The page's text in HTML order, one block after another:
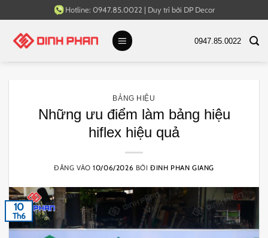
qua
Hotline: 0947.85.0022 | Duy trì bởi DP Decor
0947.85.0022
BẢNG HIỆU
Những ưu điểm làm bảng hiệu
hiflex hiệu quả
ĐĂNG VÀO10/06/2026 BỞIĐINH PHAN GIANG
10
Th6